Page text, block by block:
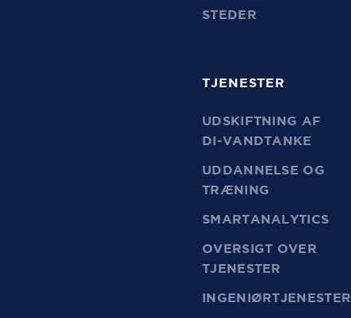
STEDER
TJENESTER
UDSKIFTNING AF
DI-VANDTANKE
UDDANNELSE OG
TRÆNING
SMARTANALYTICS
OVERSIGT OVER
TJENESTER
INGENIØRTJENESTER